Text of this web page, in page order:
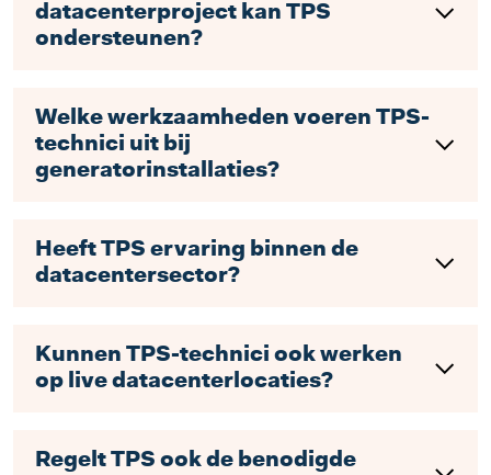
datacenterproject kan TPS
ondersteunen?
Welke werkzaamheden voeren TPS-
technici uit bij
generatorinstallaties?
Heeft TPS ervaring binnen de
datacentersector?
Kunnen TPS-technici ook werken
op live datacenterlocaties?
Regelt TPS ook de benodigde